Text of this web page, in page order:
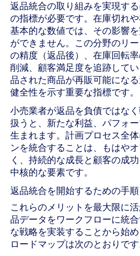
返品統合の取り組みを実現す
の指標が必要です。在庫切れ
基本的な数値では、その影響
ができません。この分野のリ
の精度（返品後）、在庫回転
削減、顧客満足度を追跡して
品された商品が再販可能にな
健全性を示す重要な指標です。
小売業者が返品を負債ではな
扱うと、新たな利益、パフォ
生まれます。計画プロセス全
ンを統合することは、もはや
く、持続的な成長と顧客の成
中核的な要素です。
返品統合を開始するための手順
これらのメリットを最大限に
品データをワークフローに統
な戦略を実装することから始
ロードマップは次のとおりです